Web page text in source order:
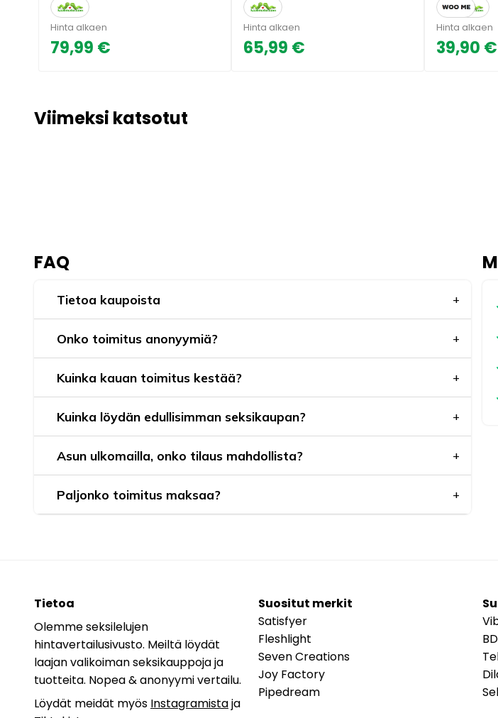
Hinta alkaen
79,99 €
Hinta alkaen
65,99 €
Hinta alkaen
39,90 €
Viimeksi katsotut
FAQ
Tietoa kaupoista
Onko toimitus anonyymiä?
Kuinka kauan toimitus kestää?
Kuinka löydän edullisimman seksikaupan?
Asun ulkomailla, onko tilaus mahdollista?
Paljonko toimitus maksaa?
Tietoa
Olemme seksilelujen
hintavertailusivusto. Meiltä löydät
laajan valikoiman seksikauppoja ja
tuotteita. Nopea & anonyymi vertailu.
Löydät meidät myös Instagramistaja
Suositut merkit
Satisfyer
Fleshlight
Seven Creations
Joy Factory
Pipedream